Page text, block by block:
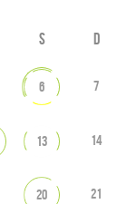
S D
6 7
13 14
20 21